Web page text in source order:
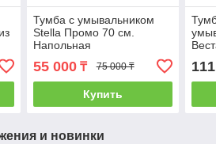
Тумба с умывальником
Stella Промо 70 см.
Напольная
55 000₸ 75 000 ₸
Купить
и новинки